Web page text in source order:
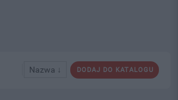
DODAJ DO KATALOGU
Nazwa ↓